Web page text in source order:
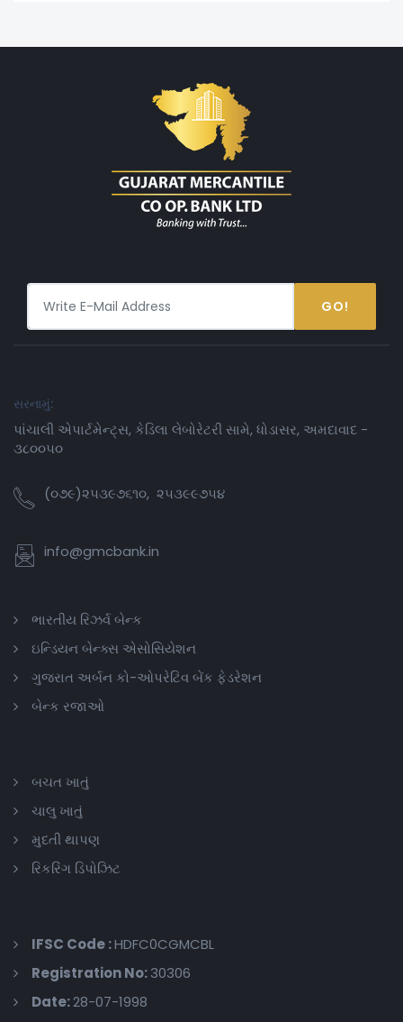
GO!
સરનામું:
પાંચાલી એપાર્ટમેન્ટ્સ, કેડિલા લેબોરેટરી સામે, ધોડાસર, અમદાવાદ -
૩૮૦૦૫૦
(૦૭૯)૨૫૩૯૭૬૧૦, ૨૫૩૯૯૭૫૪
info@gmcbank.in
ભારતીય રિઝર્વ બેન્ક
ઇન્ડિયન બેન્ક્સ એસોસિયેશન
ગુજરાત અર્બન કો-ઓપરેટિવ બેંક ફેડરેશન
બેન્ક રજાઓ
બચત ખાતું
ચાલુ ખાતું
મુદતી થાપણ
રિકરિંગ ડિપોઝિટ
IFSC Code :HDFC0CGMCBL
Registration No:30306
Date:28-07-1998